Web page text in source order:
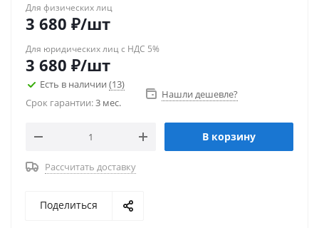
Для физических лиц
3 680 ₽/шт
Для юридических лиц с НДС 5%
3 680 ₽/шт
Есть в наличии (13)
Срок гарантии:3 мес.
Нашли дешевле?
В корзину
Рассчитать доставку
Поделиться